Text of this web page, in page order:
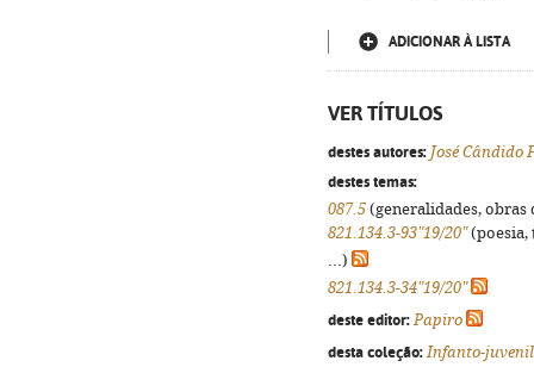
ADICIONAR À LISTA
VER TÍTULOS
destes autores: José Cândido
destes temas:
087.5 (generalidades,
821.134.3-93"19/20"(poesia,
...)
821.134.3-34"19/20"
deste editor: Papiro
desta coleção: Infanto-juvenil